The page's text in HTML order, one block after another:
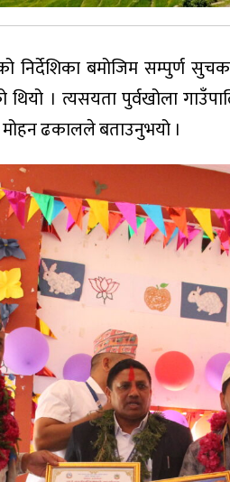
बमोजिम सम्पुर्ण
। त्यसयता पुर्वखोला
ढकालले बताउनुभयो ।